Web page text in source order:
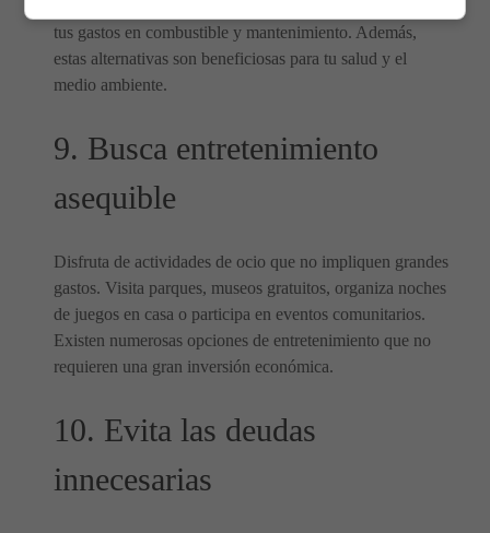
tus gastos en combustible y mantenimiento. Además,
estas alternativas son beneficiosas para tu salud y el
medio ambiente.
9. Busca entretenimiento
asequible
Disfruta de actividades de ocio que no impliquen grandes
gastos. Visita parques, museos gratuitos, organiza noches
de juegos en casa o participa en eventos comunitarios.
Existen numerosas opciones de entretenimiento que no
requieren una gran inversión económica.
10. Evita las deudas
innecesarias